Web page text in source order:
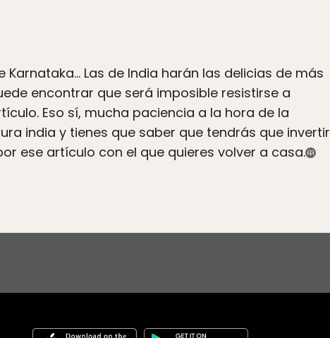
Las de India harán las delicias de más
encontrar que será imposible resistirse a
Eso sí, mucha paciencia a la hora de la
india y tienes que saber que tendrás que invertir
ese artículo con el que quieres volver a casa.